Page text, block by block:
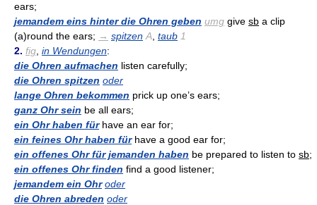
ears;
jemandem eins hinter die Ohren geben umg give sb a clip
(a)round the ears; → spitzen A taub 1
2. fig in Wendungen:
die Ohren aufmachen listen carefully;
die Ohren spitzen oder
lange Ohren bekommen prick up one’s ears;
ganz Ohr sein be all ears;
ein Ohr haben fürhave an ear for;
ein feines Ohr haben fürhave a good ear for;
ein offenes Ohr für jemanden haben be prepared to listen to sb;
ein offenes Ohr finden find a good listener;
jemandem ein Ohr oder
die Ohren abreden oder